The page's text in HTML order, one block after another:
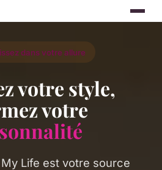
dans votre allure
votre style,
votre
Life est votre source